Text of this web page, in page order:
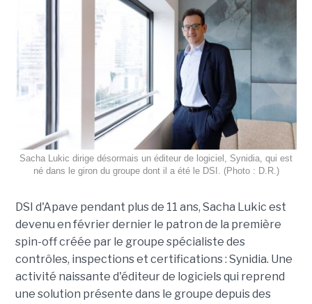
Sacha Lukic dirige désormais un éditeur de logiciel, Synidia, qui est
né dans le giron du groupe dont il a été le DSI. (Photo : D.R.)
DSI d'Apave pendant plus de 11 ans, Sacha Lukic est
devenu en février dernier le patron de la première
spin-off créée par le groupe spécialiste des
contrôles, inspections et certifications : Synidia. Une
activité naissante d'éditeur de logiciels qui reprend
une solution présente dans le groupe depuis des